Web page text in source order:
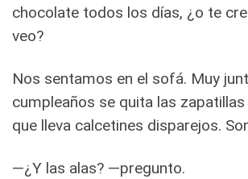
chocolate todos los días, ¿o te
veo?
Nos sentamos en el sofá. Muy
cumpleaños se quita las
que lleva calcetines disparejos.
—¿Y las alas? —pregunto.